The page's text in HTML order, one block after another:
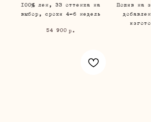
100% лен, 33 оттенка на
выбор, сроки 4-6 недель
54 900 р.
Пошив на